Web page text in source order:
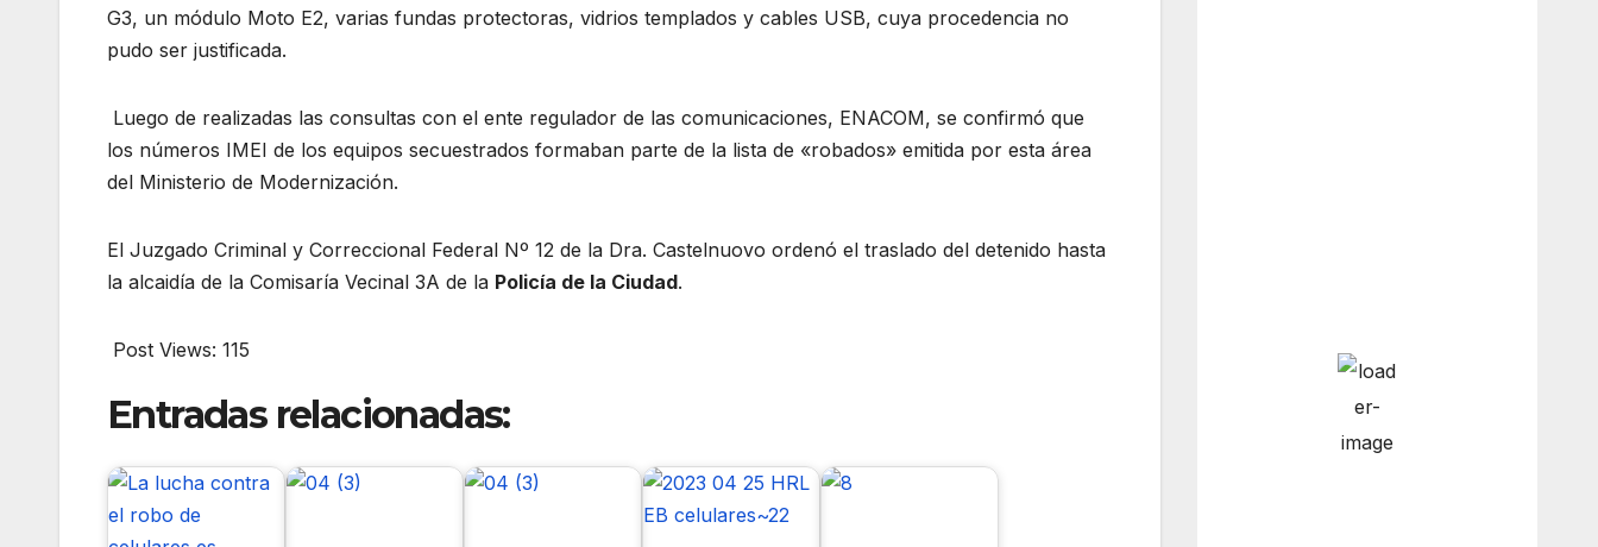
G3, un módulo Moto E2, varias fundas protectoras, vidrios templados y cables USB, cuya procedencia no
pudo ser justificada.
Luego de realizadas las consultas con el ente regulador de las comunicaciones, ENACOM, se confirmó que
los números IMEI de los equipos secuestrados formaban parte de la lista de «robados» emitida por esta área
del Ministerio de Modernización.
El Juzgado Criminal y Correccional Federal Nº 12 de la Dra. Castelnuovo ordenó el traslado del detenido hasta
la alcaidía de la Comisaría Vecinal 3A de la Policía de la Ciudad.
Post Views: 115
Entradas relacionadas: